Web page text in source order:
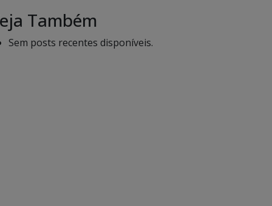
Também
Sem posts recentes disponíveis.